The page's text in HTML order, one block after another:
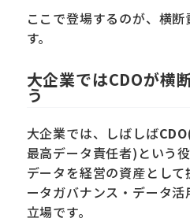
ここで登場するのが、横
す。
大企業ではCDOが横
う
大企業では、しばしばCDO
最高データ責任者)という役
データを経営の資産とし
ータガバナンス・データ
立場です。